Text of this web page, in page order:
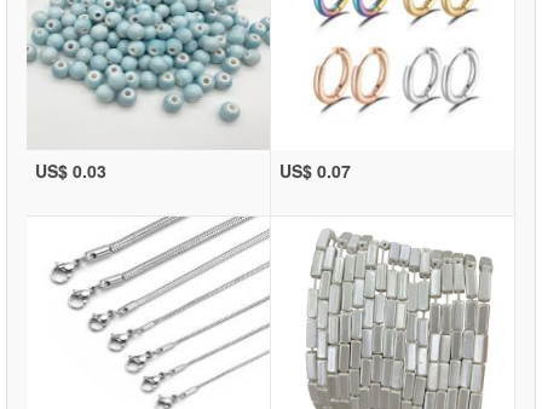
US$ 0.03 US$ 0.07